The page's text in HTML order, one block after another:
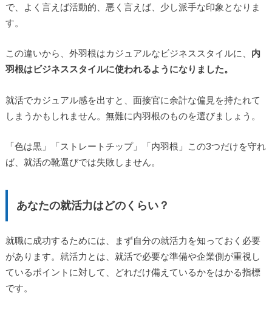
で、よく言えば活動的、悪く言えば、少し派手な印象となりま
す。
この違いから、外羽根はカジュアルなビジネススタイルに、 内
羽根はビジネススタイルに使われるようになりました。
就活でカジュアル感を出すと、面接官に余計な偏見を持たれて
しまうかもしれません。無難に内羽根のものを選びましょう。
「色は黒」「ストレートチップ」「内羽根」この3つだけを守れ
ば、就活の靴選びでは失敗しません。
あなたの就活力はどのくらい？
就職に成功するためには、まず自分の就活力を知っておく必要
があります。就活力とは、就活で必要な準備や企業側が重視し
ているポイントに対して、どれだけ備えているかをはかる指標
です。